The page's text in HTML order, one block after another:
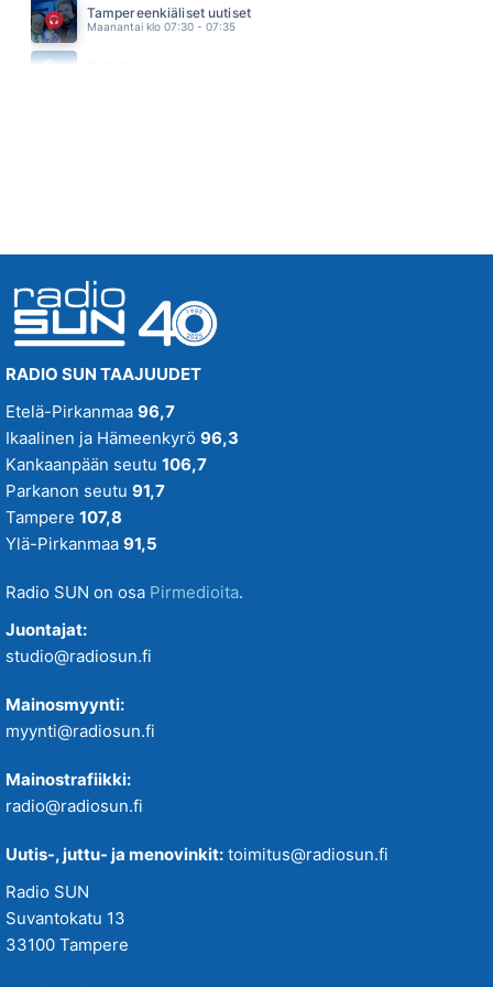
EELI
05.31
Tampereenkiäliset uutiset
Maanantai klo 07:30 - 07:35
RADIO SUN TAAJUUDET
Etelä-Pirkanmaa 96,7
Ikaalinen ja Hämeenkyrö 96,3
Kankaanpään seutu 106,7
Parkanon seutu 91,7
Tampere 107,8
Ylä-Pirkanmaa 91,5
Radio SUN on osa Pirmedioita.
Juontajat:
studio@radiosun.fi
Mainosmyynti:
myynti@radiosun.fi
Mainostrafiikki:
radio@radiosun.fi
Uutis-, juttu- ja menovinkit: toimitus@radiosun.fi
Radio SUN
Suvantokatu 13
33100 Tampere